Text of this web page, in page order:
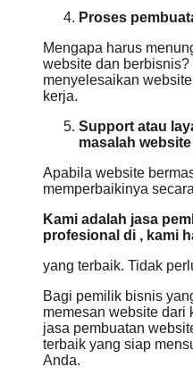
Proses
Mengapa harus
website dan
menyelesaikan
kerja.
Support atau
masalah website
Apabila website
memperbaikinya
Kami adalah jasa
profesional di , kami
yang terbaik. Tidak
Bagi pemilik bisnis
memesan website dari
jasa pembuatan
terbaik yang siap
Anda.